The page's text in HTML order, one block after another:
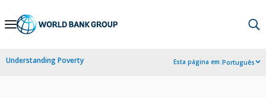
Skip
Navigation
Understanding Poverty Esta página em:Português